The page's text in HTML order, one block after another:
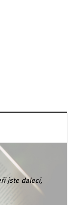
jste dalecí,